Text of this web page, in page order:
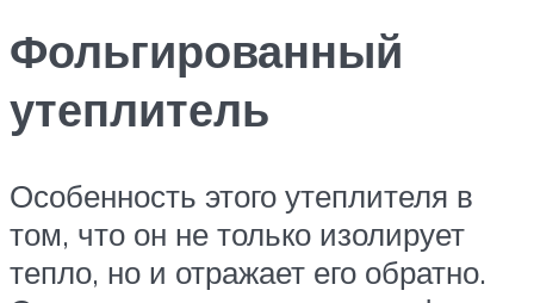
Фольгированный
утеплитель
Особенность этого утеплителя в
том, что он не только изолирует
тепло, но и отражает его обратно.